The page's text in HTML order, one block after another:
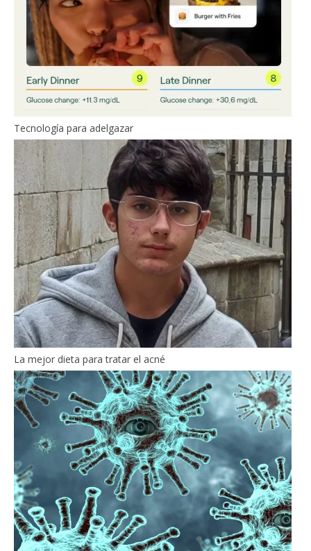
Tecnología para adelgazar
La mejor dieta para tratar el acné